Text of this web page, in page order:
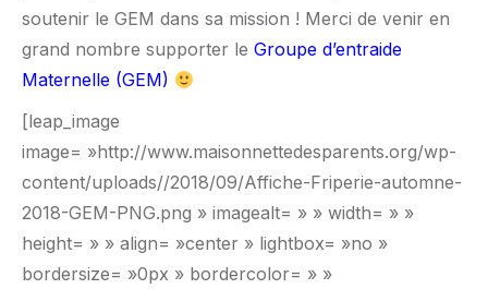
soutenir le GEM dans sa mission ! Merci de venir en
grand nombre supporter le Groupe d’entraide
Maternelle (GEM)
[leap_image
image= »http://www.maisonnettedesparents.org/wp-
content/uploads//2018/09/Affiche-Friperie-automne-
2018-GEM-PNG.png » imagealt= » » width= » »
height= » » align= »center » lightbox= »no »
bordersize= »0px » bordercolor= » »